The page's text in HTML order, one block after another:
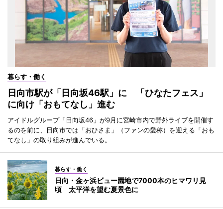
暮らす・働く
日向市駅が「日向坂46駅」に 「ひなたフェス」
に向け「おもてなし」進む
アイドルグループ「日向坂46」が9月に宮崎市内で野外ライブを開催す
るのを前に、日向市では「おひさま」（ファンの愛称）を迎える「おも
てなし」の取り組みが進んでいる。
暮らす・働く
日向・金ヶ浜ビュー園地で7000本のヒマワリ見
頃 太平洋を望む夏景色に